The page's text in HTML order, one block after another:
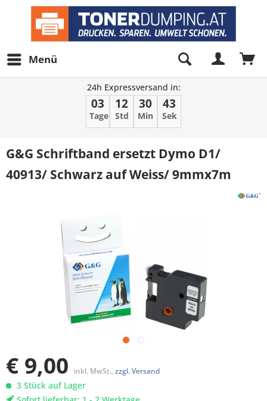
Menü
24h Expressversand in:
03
Tage
12
Std
30
Min
43
Sek
G&G Schriftband ersetzt Dymo D1/
40913/ Schwarz auf Weiss/ 9mmx7m
€ 9,00 inkl. MwSt., zzgl. Versand
3 Stück auf Lager